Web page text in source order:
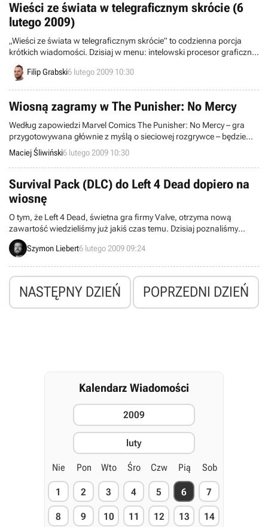
Wieści ze świata w telegraficznym skrócie (6
lutego 2009)
„Wieści ze świata w telegraficznym skrócie” to codzienna porcja
krótkich wiadomości. Dzisiaj w menu: intelowski procesor graficzny
w PS4, brak Blizzarda na E3, Warhammer Online w Rosji, nowe
kolory PSP i pecetowy port Dark Sector. Tradycyjnie – to nie wszystko.
Filip Grabski6 lutego 2009 10:30
Wiosną zagramy w The Punisher: No Mercy
Według zapowiedzi Marvel Comics The Punisher: No Mercy – gra
przygotowywana głównie z myślą o sieciowej rozgrywce – będzie
dostępna w usłudze PlayStation Network już tej wiosny.
Maciej Śliwiński6 lutego 2009 10:30
Survival Pack (DLC) do Left 4 Dead dopiero na
wiosnę
O tym, że Left 4 Dead, świetna gra firmy Valve, otrzyma nową
zawartość wiedzieliśmy już jakiś czas temu. Dzisiaj poznaliśmy
szczegóły nadchodzącej paczki, która doda nowy tryb zabawy i
umożliwi prowadzenie rozgrywki Versus w dwóch znanych już
tworzenie własnych misji. Niestety, na to wszystko trzeba będzie
poczekać do wiosny.
Szymon Liebert6 lutego 2009 09:24
NASTĘPNY DZIEŃ POPRZEDNI DZIEŃ
Kalendarz Wiadomości
2009
luty
Nie Pon Wto Śro Czw Pią Sob
1 2 3 4 5 6 7
8 9 10 11 12 13 14